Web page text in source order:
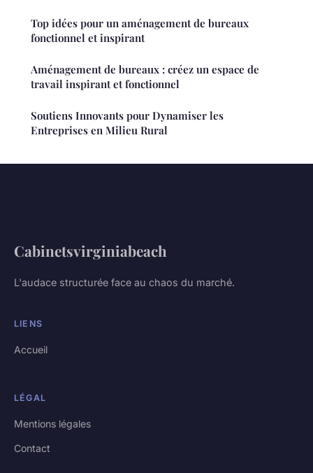
Top idées pour un aménagement de bureaux
fonctionnel et inspirant
Aménagement de bureaux : créez un espace de
travail inspirant et fonctionnel
Soutiens Innovants pour Dynamiser les
Entreprises en Milieu Rural
Cabinetsvirginiabeach
L'audace structurée face au chaos du marché.
LIENS
Accueil
LÉGAL
Mentions légales
Contact